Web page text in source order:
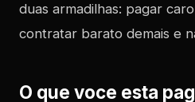
duas armadilhas: pagar
contratar barato demais e
O que voce esta